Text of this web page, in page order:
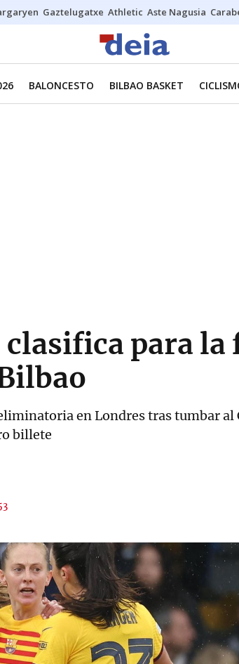
Gaztelugatxe Athletic Aste Nagusia
BALONCESTO BILBAO BASKET
clasifica para la
en Londres tras tumbar al
billete